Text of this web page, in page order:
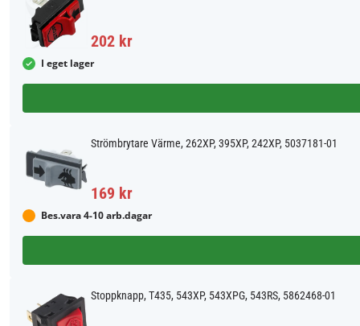
202 kr
I eget lager
Strömbrytare Värme, 262XP, 395XP, 242XP, 5037181-01
169 kr
Bes.vara 4-10 arb.dagar
Stoppknapp, T435, 543XP, 543XPG, 543RS, 5862468-01